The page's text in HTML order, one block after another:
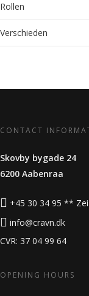
Rollen
Verschieden
CONTACT
Skovby bygade 24
6200 Aabenraa
+45 30 34 95 **
info@cravn.dk
CVR: 37 04 99 64
OPENING HOURS